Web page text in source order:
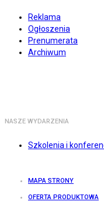
Reklama
Ogłoszenia
Prenumerata
Archiwum
NASZE WYDARZENIA
Szkolenia i
MAPA STRONY
OFERTA PRODUKTOWA